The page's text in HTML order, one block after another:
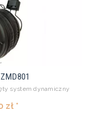
system dynamiczny
zł *